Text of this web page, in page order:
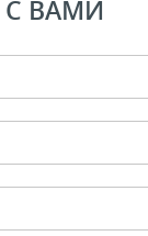
С ВАМИ